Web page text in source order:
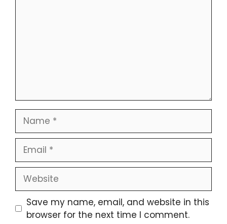
Save my name, email, and website in this
browser for the next time I comment.